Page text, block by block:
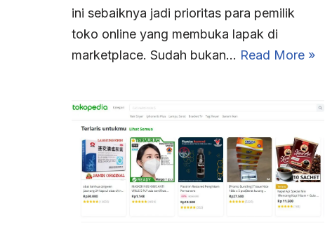
ini sebaiknya jadi prioritas para pemilik
toko online yang membuka lapak di
marketplace. Sudah bukan… Read More »